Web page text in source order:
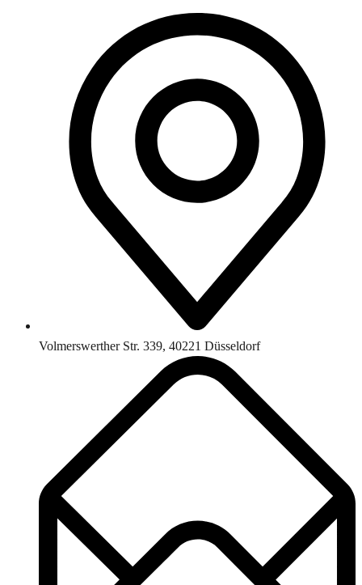
Volmerswerther Str. 339, 40221 Düsseldorf